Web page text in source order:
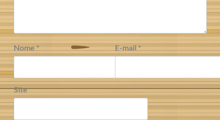
Nome * E-mail *
Site